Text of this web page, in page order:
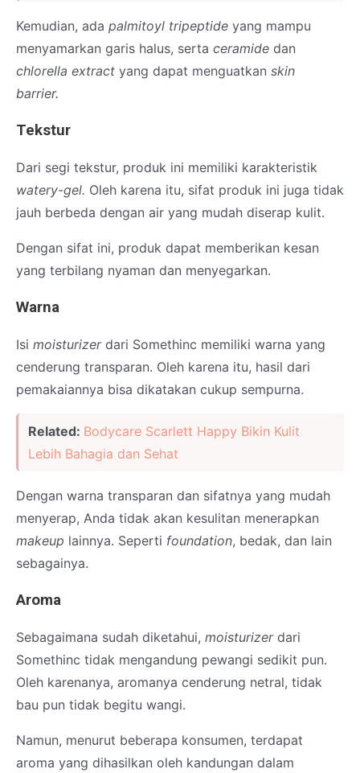
Kemudian, ada palmitoyl tripeptide yang mampu
menyamarkan garis halus, serta ceramide dan
chlorella extract yang dapat menguatkan skin
barrier.
Tekstur
Dari segi tekstur, produk ini memiliki karakteristik
watery-gel. Oleh karena itu, sifat produk ini juga tidak
jauh berbeda dengan air yang mudah diserap kulit.
Dengan sifat ini, produk dapat memberikan kesan
yang terbilang nyaman dan menyegarkan.
Warna
Isi moisturizerdari Somethinc memiliki warna yang
cenderung transparan. Oleh karena itu, hasil dari
pemakaiannya bisa dikatakan cukup sempurna.
Related: Bodycare Scarlett Happy Bikin Kulit
Lebih Bahagia dan Sehat
Dengan warna transparan dan sifatnya yang mudah
menyerap, Anda tidak akan kesulitan menerapkan
makeup lainnya. Seperti foundation, bedak, dan lain
sebagainya.
Aroma
Sebagaimana sudah diketahui, moisturizerdari
Somethinc tidak mengandung pewangi sedikit pun.
Oleh karenanya, aromanya cenderung netral, tidak
bau pun tidak begitu wangi.
Namun, menurut beberapa konsumen, terdapat
aroma yang dihasilkan oleh kandungan dalam